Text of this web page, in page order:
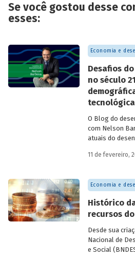
Se você gostou desse
esses:
Economia e
Desafios
no século
tecnológica
O Blog do
com Nelson
atuais do
11 de fevereiro,
Economia e
Histórico
recursos do
Desde sua
Nacional de
e Social